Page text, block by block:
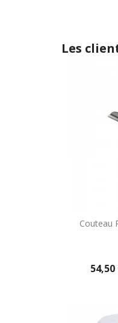
Les
Couteau
54,50